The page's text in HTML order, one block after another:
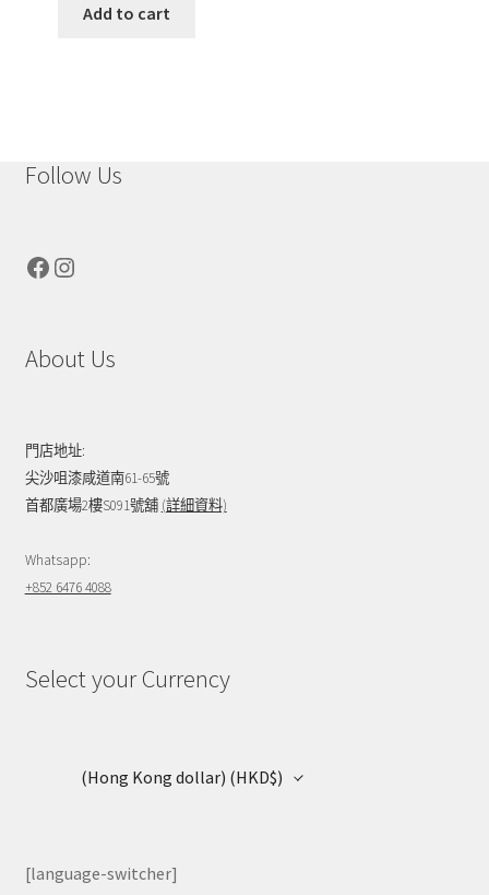
Add to cart
Follow Us
Facebook
Instagram
About Us
門店地址:
尖沙咀漆咸道南61-65號
首都廣場2樓S091號舖 (詳細資料)
Whatsapp:
+852 6476 4088
Select your Currency
(Hong Kong dollar) (HKD$)
[language-switcher]